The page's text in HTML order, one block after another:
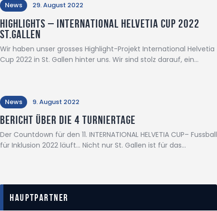
News 29. August 2022
Highlights – INTERNATIONAL HELVETIA CUP 2022
ST.GALLEN
Wir haben unser grosses Highlight-Projekt International Helvetia
Cup 2022 in St. Gallen hinter uns. Wir sind stolz darauf, ein…
News 9. August 2022
Bericht über die 4 Turniertage
Der Countdown für den 11. INTERNATIONAL HELVETIA CUP– Fussball
für Inklusion 2022 läuft... Nicht nur St. Gallen ist für das…
Hauptpartner